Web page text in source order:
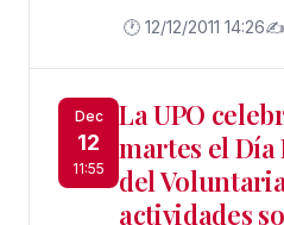
Ayuda contra la
colaboración
un curso de
Universitario
Riesgos
🕐 12/12/2011 14:26✍️
Dec
12
11:55
La UPO
martes el
del
actividades